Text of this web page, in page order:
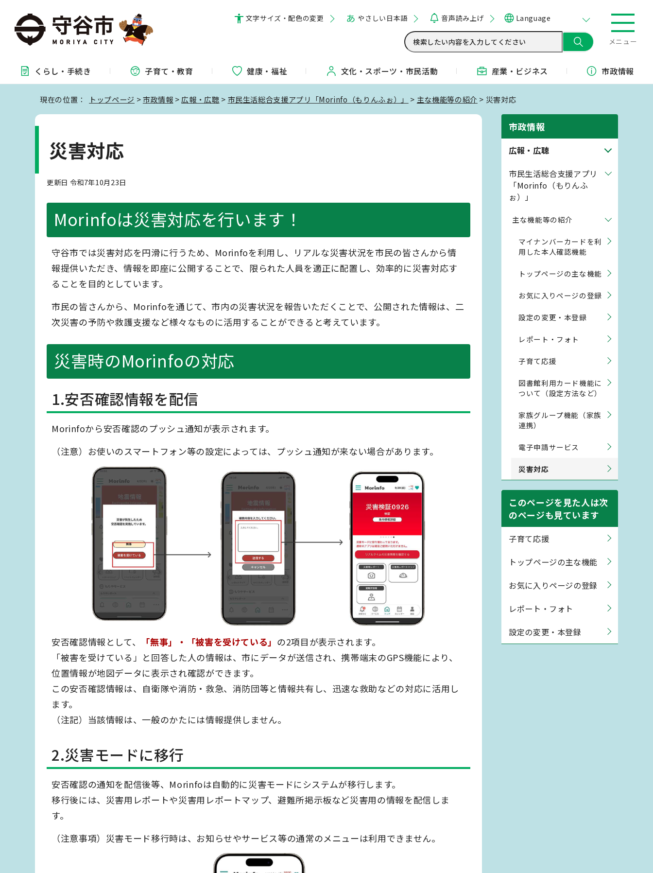
文字サイズ・配色の変更 やさしい日本語 音声読み上げ Language
メニュー
くらし・ 手続き 子育て・教育 健康・福祉 文化・ スポーツ・ 市民活動 産業・ ビジネス 市政情報
現在の位置： トップページ >市政情報 > 広報・広聴 > 市民生活総合支援アプリ「Morinfo（もりんふぉ）」 > 主な機能等の紹介 > 災害対応
災害対応
更新日 令和7年10月23日
Morinfoは災害対応を行います！
守谷市では災害対応を円滑に行うため、Morinfoを利用し、リアルな災害状況を市民の皆さんから情
報提供いただき、情報を即座に公開することで、限られた人員を適正に配置し、効率的に災害対応す
ることを目的としています。
市民の皆さんから、Morinfoを通じて、市内の災害状況を報告いただくことで、公開された情報は、二
次災害の予防や救護支援など様々なものに活用することができると考えています。
災害時のMorinfoの対応
1.安否確認情報を配信
Morinfoから安否確認のプッシュ通知が表示されます。
（注意）お使いのスマートフォン等の設定によっては、プッシュ通知が来ない場合があります。
安否確認情報として、 「無事」・「被害を受けている」 の2項目が表示されます。
「被害を受けている」と回答した人の情報は、市にデータが送信され、携帯端末のGPS機能により、
位置情報が地図データに表示され確認ができます。
この安否確認情報は、自衛隊や消防・救急、消防団等と情報共有し、迅速な救助などの対応に活用し
ます。
（注記）当該情報は、一般のかたには情報提供しません。
2.災害モードに移行
安否確認の通知を配信後等、Morinfoは自動的に災害モードにシステムが移行します。
移行後には、災害用レポートや災害用レポートマップ、避難所掲示板など災害用の情報を配信しま
す。
（注意事項）災害モード移行時は、お知らせやサービス等の通常のメニューは利用できません。
市政情報
広報・広聴
市民生活総合支援アプリ
「Morinfo（もりんふ
ぉ）」
主な機能等の紹介
マイナンバーカードを利
用した本人確認機能
トップページの主な機能
お気に入りページの登録
設定の変更・本登録
レポート・フォト
子育て応援
図書館利用カード機能に
ついて（設定方法など）
家族グループ機能（家族
連携）
電子申請サービス
災害対応
このページを見た人は次
のページも見ています
子育て応援
トップページの主な機能
お気に入りページの登録
レポート・フォト
設定の変更・本登録